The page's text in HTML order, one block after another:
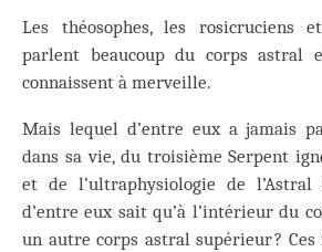
Les théosophes, les rosicruciens
parlent beaucoup du corps astral
connaissent à merveille.
Mais lequel d’entre eux a jamais
dans sa vie, du troisième Serpent
et de l’ultraphysiologie de l’Astral
d’entre eux sait qu’à l’intérieur du
un autre corps astral supérieur ?